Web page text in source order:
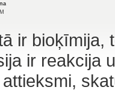
ir bioķīmija,
ir reakcija
attieksmi,